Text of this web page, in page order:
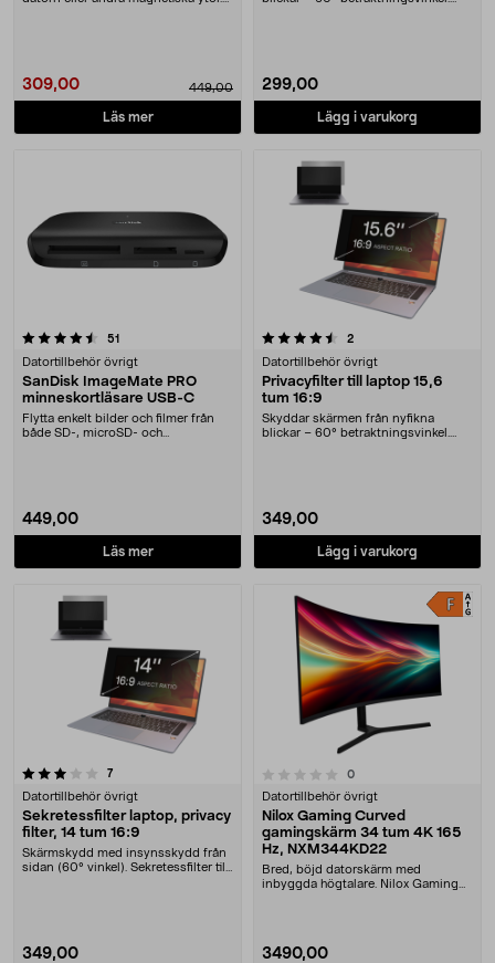
309,00 449,00
Läs mer
299,00
Lägg i varukorg
51
Datortillbehör övrigt
SanDisk ImageMate PRO
minneskortläsare USB-C
Flytta enkelt bilder och filmer från
både SD-, microSD- och
449,00
Läs mer
4.5 av 5 stjärnor 2recensioner
Datortillbehör övrigt
Privacyfilter till laptop 15,6
tum 16:9
Skyddar skärmen från nyfikna
blickar – 60° betraktningsvinkel.
349,00
Lägg i varukorg
7recensioner
Datortillbehör övrigt
Sekretessfilter laptop, privacy
filter, 14 tum 16:9
Skärmskydd med insynsskydd från
sidan (60° vinkel). Sekretessfilter till
349,00
0.0 av 5 stjärnor 0recensioner
Datortillbehör övrigt
Nilox Gaming Curved
gamingskärm 34 tum 4K 165
Hz, NXM344KD22
Bred, böjd datorskärm med
inbyggda högtalare. Nilox Gaming
3490,00